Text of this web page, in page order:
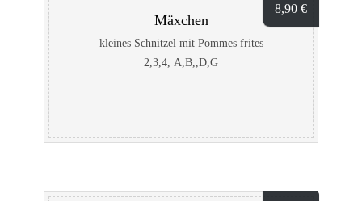
8,90 €
Mäxchen
kleines Schnitzel mit Pommes frites
2,3,4, A,B,,D,G